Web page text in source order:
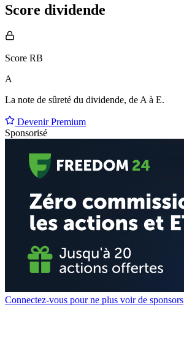
Score dividende
Score RB
A
La note de sûreté du dividende, de A à E.
Devenir Premium
Sponsorisé
Connectez-vous pour ne plus voir de sponsors